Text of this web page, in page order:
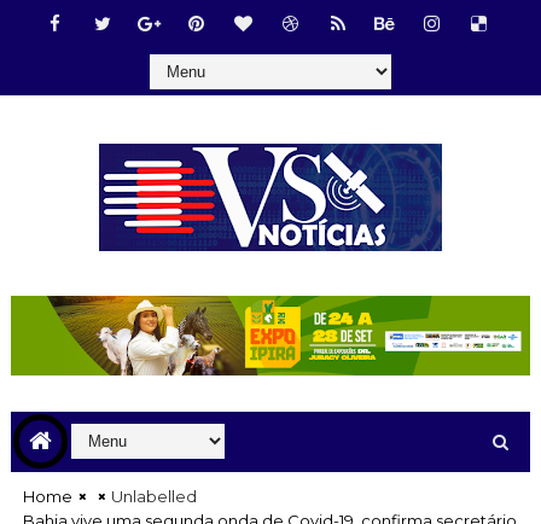
Home
Unlabelled